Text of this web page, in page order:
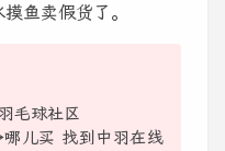
鱼卖假货了。
毛球社区
儿买 找到中羽在线